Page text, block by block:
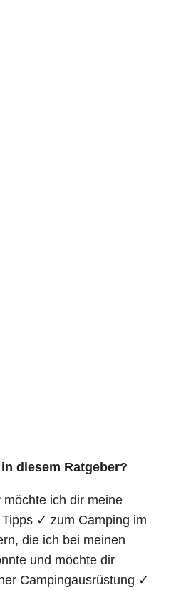
diesem Ratgeber?
ich dir meine
✓ zum Camping im
die ich bei meinen
und möchte dir
Campingausrüstung ✓